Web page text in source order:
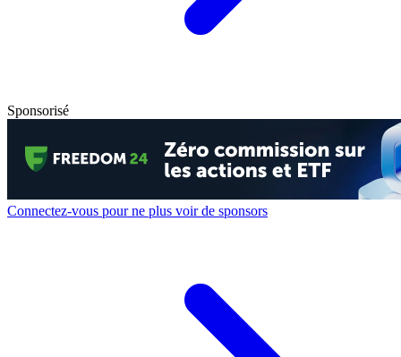
Sponsorisé
Connectez-vous pour ne plus voir de sponsors